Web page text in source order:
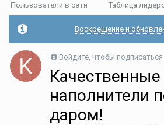
Пользователи в сети Таблица
Воскрешение и
Войдите, чтобы подписаться
Качественные
наполнители
даром!